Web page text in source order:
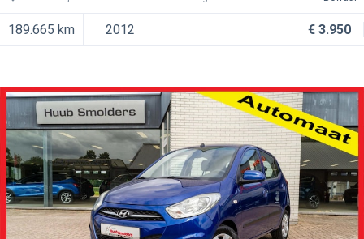
189.665 km 2012 € 3.950